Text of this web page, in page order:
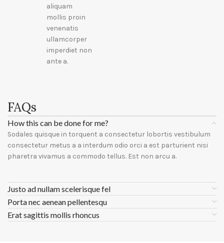
aliquam
mollis proin
venenatis
ullamcorper
imperdiet non
ante a.
FAQs
How this can be done for me?
Sodales quisque in torquent a consectetur lobortis vestibulum
consectetur metus a a interdum odio orci a est parturient nisi
pharetra vivamus a commodo tellus. Est non arcu a.
Justo ad nullam scelerisque fel
Porta nec aenean pellentesqu
Erat sagittis mollis rhoncus